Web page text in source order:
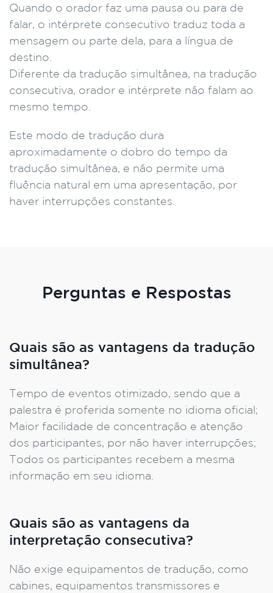
Quando o orador faz uma pausa ou para de
falar, o intérprete consecutivo traduz toda a
mensagem ou parte dela, para a língua de
destino.
Diferente da tradução simultânea, na tradução
consecutiva, orador e intérprete não falam ao
mesmo tempo.
Este modo de tradução dura
aproximadamente o dobro do tempo da
tradução simultânea, e não permite uma
fluência natural em uma apresentação, por
haver interrupções constantes.
Perguntas e Respostas
Quais são as vantagens da tradução
simultânea?
Tempo de eventos otimizado, sendo que a
palestra é proferida somente no idioma oficial;
Maior facilidade de concentração e atenção
dos participantes, por não haver interrupções;
Todos os participantes recebem a mesma
informação em seu idioma.
Quais são as vantagens da
interpretação consecutiva?
Não exige equipamentos de tradução, como
cabines, equipamentos transmissores e